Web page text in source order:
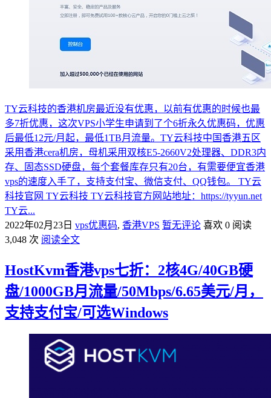
TY云科技的香港机房最近没有优惠，以前有优惠的时候也最
多7折优惠，这次VPS小学生申请到了个6折永久优惠码，优惠
后最低12元/月起，最低1TB月流量。TY云科技中国香港五区
采用香港cera机房，母机采用双核E5-2660V2处理器、DDR3内
存、固态SSD硬盘，每个套餐库存只有20台，有需要便宜香港
vps的速度入手了，支持支付宝、微信支付、QQ钱包。 TY云
科技官网 TY云科技 TY云科技官方网站地址：https://tyyun.net
TY云...
2022年02月23日 vps优惠码, 香港VPS 暂无评论 喜欢 0 阅读
3,048 次 阅读全文
HostKvm香港vps七折：2核4G/40GB硬
盘/1000GB月流量/50Mbps/6.65美元/月，
支持支付宝/可选Windows